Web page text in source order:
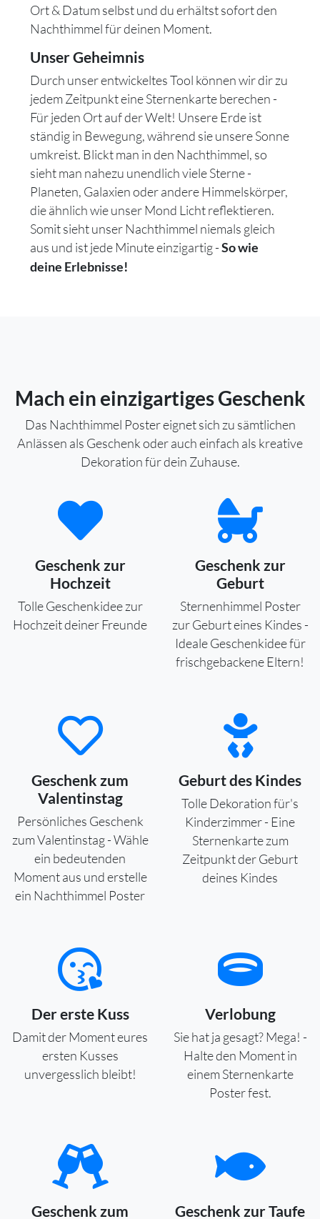
Ort & Datum selbst und du erhältst sofort den
Nachthimmel für deinen Moment.
Unser Geheimnis
Durch unser entwickeltes Tool können wir dir zu
jedem Zeitpunkt eine Sternenkarte berechen -
Für jeden Ort auf der Welt! Unsere Erde ist
ständig in Bewegung, während sie unsere Sonne
umkreist. Blickt man in den Nachthimmel, so
sieht man nahezu unendlich viele Sterne -
Planeten, Galaxien oder andere Himmelskörper,
die ähnlich wie unser Mond Licht reflektieren.
Somit sieht unser Nachthimmel niemals gleich
aus und ist jede Minute einzigartig -So wie
deine Erlebnisse!
Mach ein einzigartiges Geschenk
Das Nachthimmel Poster eignet sich zu sämtlichen
Anlässen als Geschenk oder auch einfach als kreative
Dekoration für dein Zuhause.
Geschenk zur
Hochzeit
Tolle Geschenkidee zur
Hochzeit deiner Freunde
Geschenk zur
Geburt
Sternenhimmel Poster
zur Geburt eines Kindes -
Ideale Geschenkidee für
frischgebackene Eltern!
Geschenk zum
Valentinstag
Persönliches Geschenk
zum Valentinstag - Wähle
ein bedeutenden
Moment aus und erstelle
ein Nachthimmel Poster
Geburt des Kindes
Tolle Dekoration für's
Kinderzimmer - Eine
Sternenkarte zum
Zeitpunkt der Geburt
deines Kindes
Der erste Kuss
Damit der Moment eures
ersten Kusses
unvergesslich bleibt!
Verlobung
Sie hat ja gesagt? Mega! -
Halte den Moment in
einem Sternenkarte
Poster fest.
Geschenk zum Geschenk zur Taufe